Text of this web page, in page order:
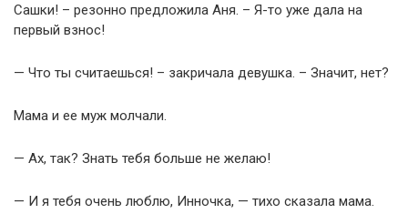
Сашки! – резонно предложила Аня. – Я-то уже дала на
первый взнос!
— Что ты считаешься! – закричала девушка. – Значит, нет?
Мама и ее муж молчали.
— Ах, так? Знать тебя больше не желаю!
— И я тебя очень люблю, Инночка, — тихо сказала мама.